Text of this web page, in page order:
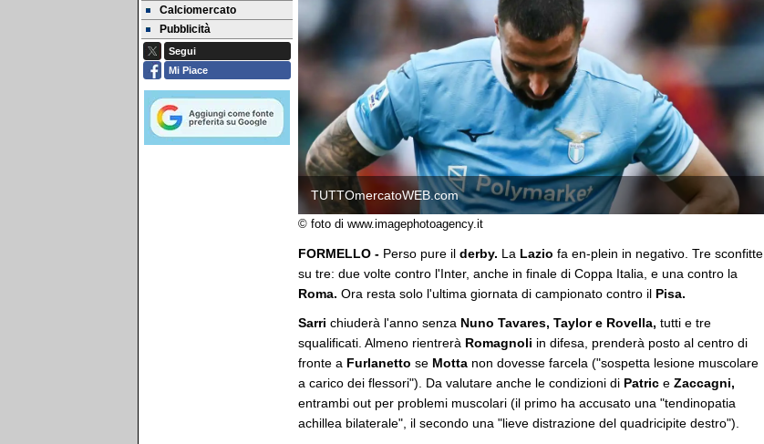
Calciomercato
Pubblicità
Segui
Mi Piace
TUTTOmercatoWEB.com
© foto di www.imagephotoagency.it
FORMELLO - Perso pure il derby. La Lazio fa en-plein in negativo. Tre sconfitte
su tre: due volte contro l'Inter, anche in finale di Coppa Italia, e una contro la
Roma. Ora resta solo l'ultima giornata di campionato contro il Pisa.
Sarri chiuderà l'anno senza Nuno Tavares, Taylor e Rovella, tutti e tre
squalificati. Almeno rientrerà Romagnoli in difesa, prenderà posto al centro di
fronte a Furlanetto se Motta non dovesse farcela ("sospetta lesione muscolare
a carico dei flessori"). Da valutare anche le condizioni di Patric e Zaccagni,
entrambi out per problemi muscolari (il primo ha accusato una "tendinopatia
achillea bilaterale", il secondo una "lieve distrazione del quadricipite destro").